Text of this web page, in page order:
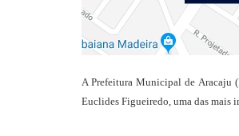
A Prefeitura Municipal de Aracaju
Euclides Figueiredo, uma das mais